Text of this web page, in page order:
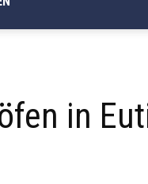
in